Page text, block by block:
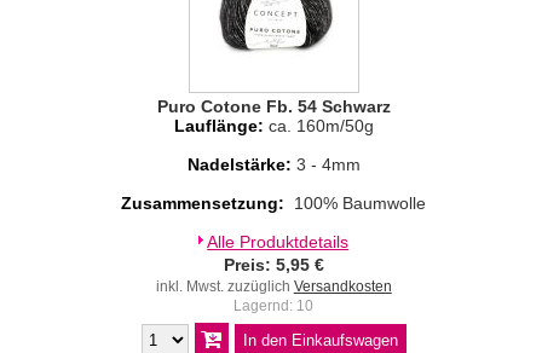
Puro Cotone Fb. 54 Schwarz
Lauflänge: ca. 160m/50g
Nadelstärke: 3 - 4mm
Zusammensetzung:
100% Baumwolle
Alle Produktdetails
Preis: 5,95 €
inkl. Mwst. zuzüglich Versandkosten
Lagernd: 10